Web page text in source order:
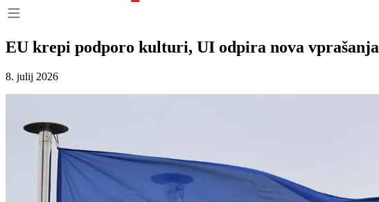
EU krepi podporo kulturi, UI odpira nova vprašanja
8. julij 2026